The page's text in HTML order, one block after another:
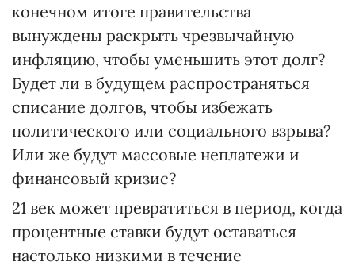
конечном итоге правительства
вынуждены раскрыть чрезвычайную
инфляцию, чтобы уменьшить этот долг?
Будет ли в будущем распространяться
списание долгов, чтобы избежать
политического или социального взрыва?
Или же будут массовые неплатежи и
финансовый кризис?
21 век может превратиться в период, когда
процентные ставки будут оставаться
настолько низкими в течение